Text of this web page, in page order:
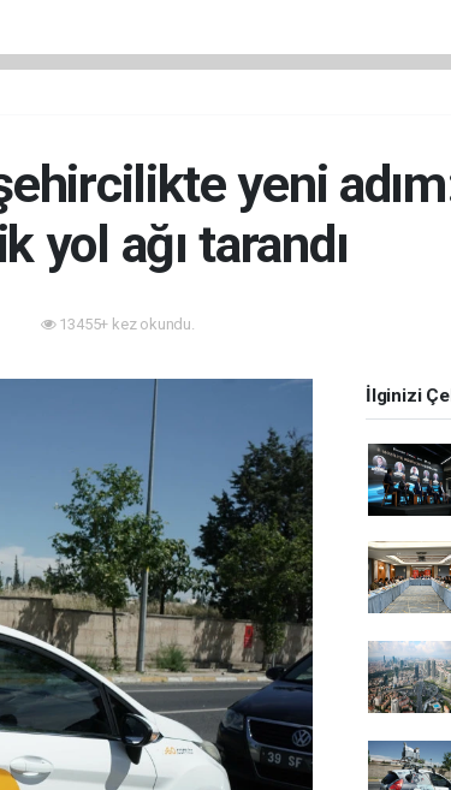
yeni
yol ağı tarandı
13455+ kez okundu.
İlginizi